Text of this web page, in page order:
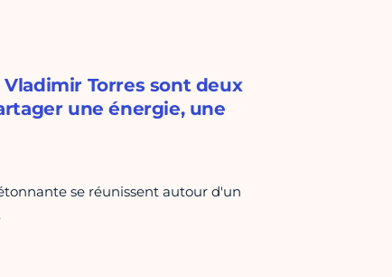
Torres sont deux
une énergie, une
se réunissent autour d'un